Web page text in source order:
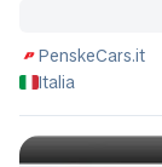
PenskeCars.it
Italia